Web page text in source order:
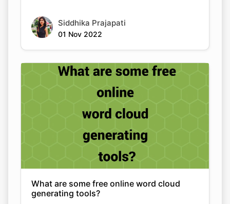
Siddhika Prajapati
01 Nov 2022
What are some free online word cloud
generating tools?